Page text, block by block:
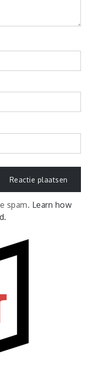
spam. Learn how